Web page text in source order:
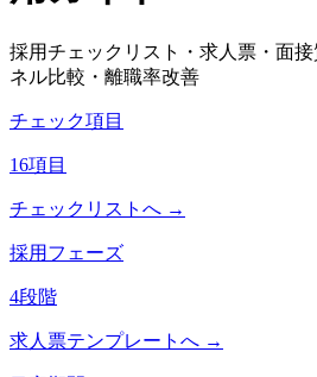
採用チェックリスト・求人票・面
ネル比較・離職率改善
チェック項目
16項目
チェックリストへ →
採用フェーズ
4段階
求人票テンプレートへ →